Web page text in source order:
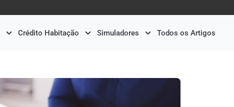
Crédito Habitação Simuladores Todos os Artigos